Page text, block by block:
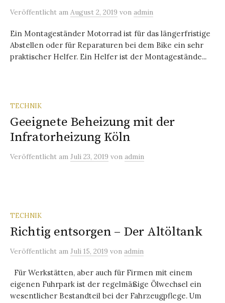
Veröffentlicht am August 2, 2019 von admin
Ein Montageständer Motorrad ist für das längerfristige
Abstellen oder für Reparaturen bei dem Bike ein sehr
praktischer Helfer. Ein Helfer ist der Montagestände...
TECHNIK
Geeignete Beheizung mit der
Infratorheizung Köln
Veröffentlicht am Juli 23, 2019 von admin
TECHNIK
Richtig entsorgen – Der Altöltank
Veröffentlicht am Juli 15, 2019 von admin
Für Werkstätten, aber auch für Firmen mit einem
eigenen Fuhrpark ist der regelmäßige Ölwechsel ein
wesentlicher Bestandteil bei der Fahrzeugpflege. Um